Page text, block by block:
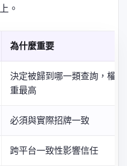
上。
為什麼重要
決定被歸到哪一類查詢，權
重最高
必須與實際招牌一致
跨平台一致性影響信任